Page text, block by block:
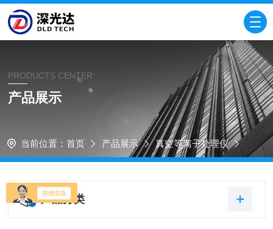
PRODUCTS CENTER
产品展示
当前位置： 首页 产品展示 真空等离子处理仪
产品分类